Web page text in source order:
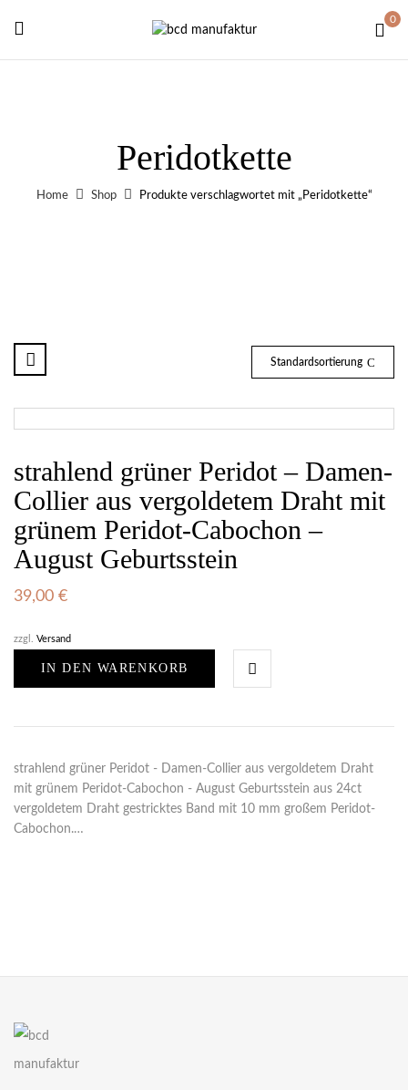
0
Peridotkette
Home Shop Produkte verschlagwortet mit „Peridotkette“
Standardsortierung
strahlend grüner Peridot – Damen-
Collier aus vergoldetem Draht mit
grünem Peridot-Cabochon –
August Geburtsstein
39,00 €
zzgl. Versand
IN DEN WARENKORB
strahlend grüner Peridot - Damen-Collier aus vergoldetem Draht
mit grünem Peridot-Cabochon - August Geburtsstein aus 24ct
vergoldetem Draht gestricktes Band mit 10 mm großem Peridot-
Cabochon.…